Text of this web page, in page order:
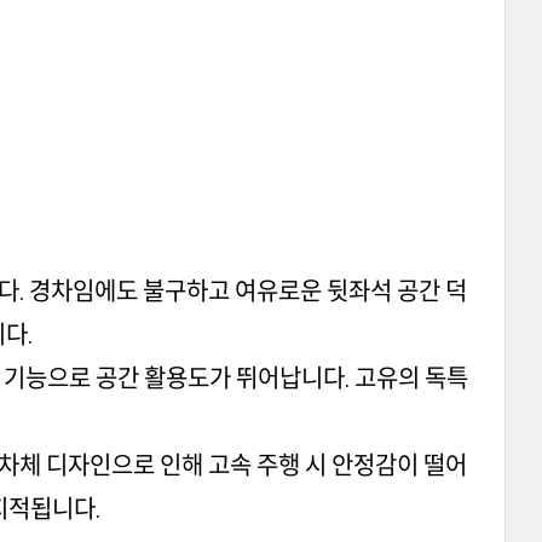
. 경차임에도 불구하고 여유로운 뒷좌석 공간 덕
.
능으로 공간 활용도가 뛰어납니다. 고유의 독특
체 디자인으로 인해 고속 주행 시 안정감이 떨어
적됩니다.